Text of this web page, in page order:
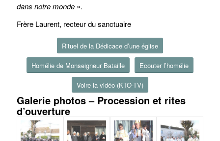
dans notre monde».
Frère Laurent, recteur du sanctuaire
Rituel de la Dédicace d’une église
Homélie de Monseigneur Bataille Ecouter l’homélie
Voire la vidéo (KTO-TV)
Galerie photos – Procession et rites
d’ouverture